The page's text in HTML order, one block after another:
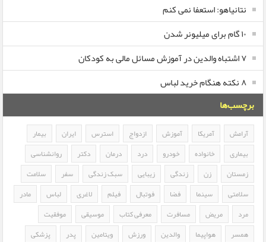
نتانیاهو: استعفا نمی کنم
۱۰ گام برای میلیونر شدن
۷ اشتباه والدین در آموزش مسائل مالی به کودکان
۸ نکته هنگام خرید لباس
برچسب‌ها
آرامش آمریکا آموزش ازدواج استرس ایران
بیمار
بیماری
خانواده خودرو درد درمان دکتر
روانشناسی
زمستان
زن زندگی زیبایی سبک زندگی سفر
سلامت
سلامتی
سینما فضا فوتبال فیلم لاغری لباس
مادر
مرد
مریض مسافرت معرفی کتاب موسیقی
موفقیت
همسر
هواپیما والدین ورزش ویتامین پدر
پزشکی